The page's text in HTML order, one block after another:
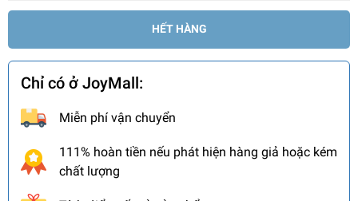
HẾT HÀNG
Chỉ có ở JoyMall:
Miễn phí vận chuyển
111% hoàn tiền nếu phát hiện hàng giả hoặc kém
chất lượng